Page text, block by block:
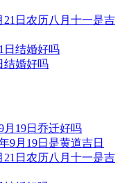
21日农历八月十一是吉
结婚好吗
月19日乔迁好吗
9月19日是黄道吉日
21日农历八月十一是吉